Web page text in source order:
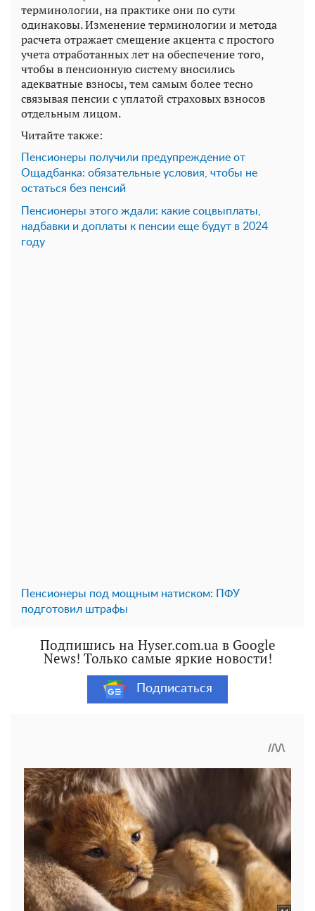
терминологии, на практике они по сути
одинаковы. Изменение терминологии и метода
расчета отражает смещение акцента с простого
учета отработанных лет на обеспечение того,
чтобы в пенсионную систему вносились
адекватные взносы, тем самым более тесно
связывая пенсии с уплатой страховых взносов
отдельным лицом.
Читайте также:
Пенсионеры получили предупреждение от
Ощадбанка: обязательные условия, чтобы не
остаться без пенсий
Пенсионеры этого ждали: какие соцвыплаты,
надбавки и доплаты к пенсии еще будут в 2024
году
Пенсионеры под мощным натиском: ПФУ
подготовил штрафы
Подпишись на Hyser.com.ua в Google
News! Только самые яркие новости!
Подписаться